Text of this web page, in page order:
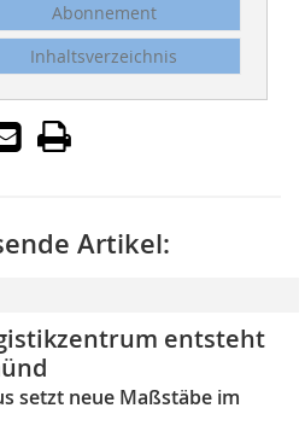
Abonnement
Inhaltsverzeichnis
Artikel:
entsteht
setzt neue Maßstäbe im